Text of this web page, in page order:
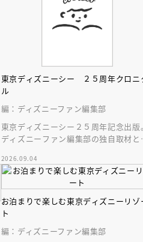
東京ディズニーシー ２５周年クロニ
ル
編：ディズニーファン編集部
東京ディズニーシー２５周年記念出版。
ディズニーファン編集部の独自取材と
５年史！
2026.09.04
お泊まりで楽しむ東京ディズニーリゾ
ト
編：ディズニーファン編集部